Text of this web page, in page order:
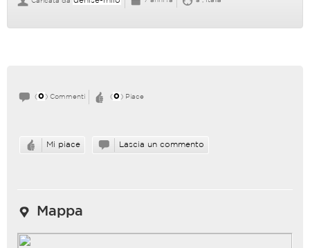
( 0 ) Commenti ( 0 ) Piace
Mi piace Lascia un commento
Mappa